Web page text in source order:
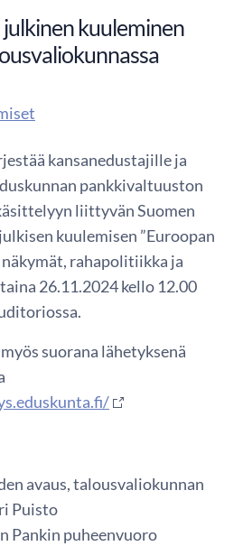
kuuleminen
kansanedustajille ja
pankkivaltuuston
liittyvän Suomen
kuulemisen ”Euroopan
rahapolitiikka ja
26.11.2024 kello 12.00
suorana lähetyksenä
talousvaliokunnan
Puisto
Pankin puheenvuoro